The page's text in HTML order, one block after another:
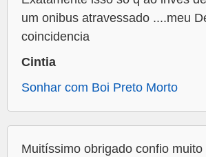
um onibus atravessado ....meu
coincidencia
Cintia
Sonhar com Boi Preto Morto
Muitíssimo obrigado confio muito